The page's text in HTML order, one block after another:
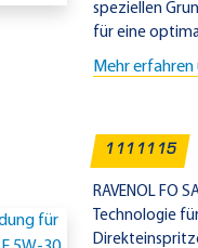
speziellen
für eine
Mehr erfahren
1111115
RAVENOL FO
Technologie